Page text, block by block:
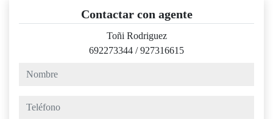
Contactar con agente
Toñi Rodriguez
692273344 /927316615
nombre
teléfono